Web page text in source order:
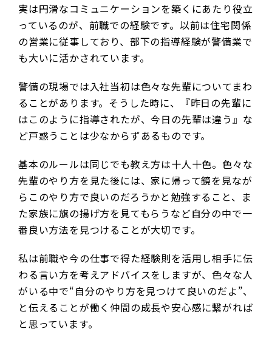
実は円滑なコミュニケーションを築くにあたり役立
っているのが、前職での経験です。以前は住宅関係
の営業に従事しており、部下の指導経験が警備業で
も大いに活かされています。
警備の現場では入社当初は色々な先輩についてまわ
ることがあります。そうした時に、『昨日の先輩に
はこのように指導されたが、今日の先輩は違う』な
ど戸惑うことは少なからずあるものです。
基本のルールは同じでも教え方は十人十色。色々な
先輩のやり方を見た後には、家に帰って鏡を見なが
らこのやり方で良いのだろうかと勉強すること、ま
た家族に旗の揚げ方を見てもらうなど自分の中で一
番良い方法を見つけることが大切です。
私は前職や今の仕事で得た経験則を活用し相手に伝
わる言い方を考えアドバイスをしますが、色々な人
がいる中で“自分のやり方を見つけて良いのだよ”、
と伝えることが働く仲間の成長や安心感に繋がれば
と思っています。